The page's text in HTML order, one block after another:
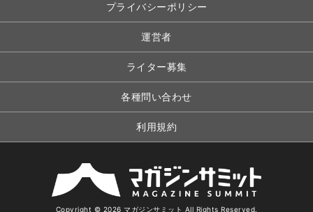
プライバシーポリシー
運営者
ライター募集
各種問い合わせ
利用規約
Copyright © 2026 マガジンサミット All Rights Reserved.